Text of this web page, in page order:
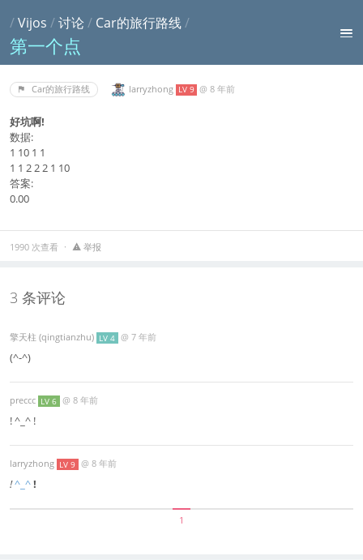
/Vijos /讨论 / Car的旅行路线/
第一个点
Car的旅行路线 larryzhong LV 9 @8 年前
好坑啊!
数据:
1 10 1 1
1 1 2 2 2 1 10
答案:
0.00
1990 次查看 举报
3 条评论
擎天柱 (qingtianzhu) LV 4 @ 7 年前
(^-^)
preccc LV 6 @ 8 年前
! ^_^ !
larryzhong LV 9 @ 8 年前
!^_^!
1